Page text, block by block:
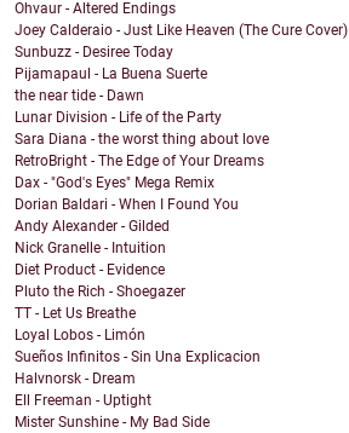
Ohvaur - Altered Endings
Joey Calderaio - Just Like Heaven (The Cure Cover)
Sunbuzz - Desiree Today
Pijamapaul - La Buena Suerte
the near tide - Dawn
Lunar Division - Life of the Party
Sara Diana - the worst thing about love
RetroBright - The Edge of Your Dreams
Dax - "God's Eyes" Mega Remix
Dorian Baldari - When I Found You
Andy Alexander - Gilded
Nick Granelle - Intuition
Diet Product - Evidence
Pluto the Rich - Shoegazer
TT - Let Us Breathe
Loyal Lobos - Limón
Sueños Infinitos - Sin Una Explicacion
Halvnorsk - Dream
Ell Freeman - Uptight
Mister Sunshine - My Bad Side